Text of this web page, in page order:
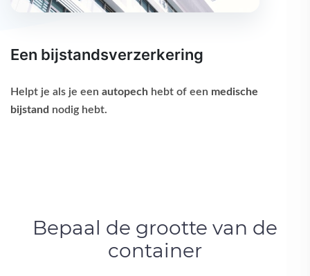
Een bijstandsverzerkering
Helpt je als je een autopech hebt of een medische
bijstand nodig hebt.
Bepaal de grootte van de
container